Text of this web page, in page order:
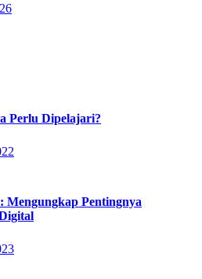
Perlu Dipelajari?
Mengungkap Pentingnya